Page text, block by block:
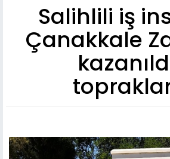
Salihlili iş
Çanakkale